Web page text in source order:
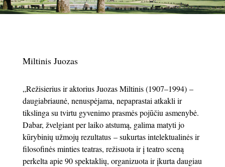
Miltinis Juozas
„Režisierius ir aktorius Juozas Miltinis (1907–1994) –
daugiabriaunė, nenuspėjama, nepaprastai atkakli ir
tikslinga su tvirtu gyvenimo prasmės pojūčiu asmenybė.
Dabar, žvelgiant per laiko atstumą, galima matyti jo
kūrybinių užmojų rezultatus – sukurtas intelektualinės ir
filosofinės minties teatras, režisuota ir į teatro sceną
perkelta apie 90 spektaklių, organizuota ir įkurta daugiau